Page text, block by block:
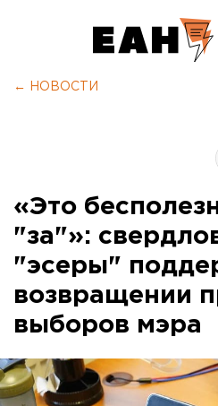
← НОВОСТИ
«Это
"за"»:
"эсеры"
возвращении
выборов мэра